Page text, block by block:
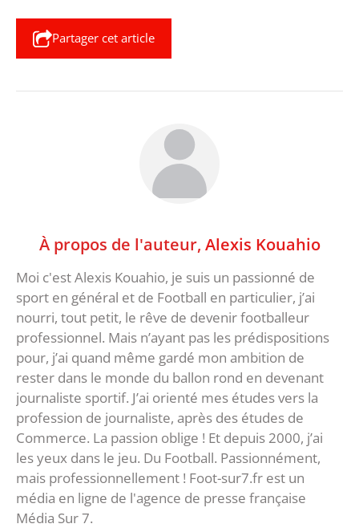
Partager cet article
À propos de l'auteur, Alexis Kouahio
Moi c'est Alexis Kouahio, je suis un passionné de
sport en général et de Football en particulier, j’ai
nourri, tout petit, le rêve de devenir footballeur
professionnel. Mais n’ayant pas les prédispositions
pour, j’ai quand même gardé mon ambition de
rester dans le monde du ballon rond en devenant
journaliste sportif. J’ai orienté mes études vers la
profession de journaliste, après des études de
Commerce. La passion oblige ! Et depuis 2000, j’ai
les yeux dans le jeu. Du Football. Passionnément,
mais professionnellement ! Foot-sur7.fr est un
média en ligne de l'agence de presse française
Média Sur 7.